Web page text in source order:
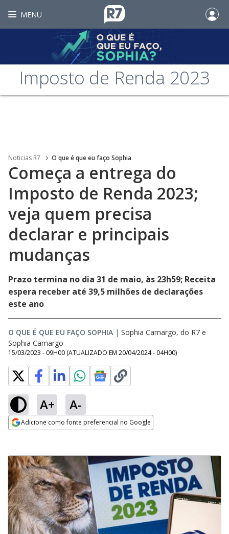
MENU
Imposto de Renda 2023
Noticias R7 O que é que eu faço Sophia
Começa a entrega do
Imposto de Renda 2023;
veja quem precisa
declarar e principais
mudanças
Prazo termina no dia 31 de maio, às 23h59; Receita
espera receber até 39,5 milhões de declarações
este ano
O QUE É QUE EU FAÇO SOPHIA | Sophia Camargo, do R7 e
Sophia Camargo
15/03/2023 - 09H00 (ATUALIZADO EM 20/04/2024 - 04H00)
A+ A-
Adicione como fonte preferencial no Google